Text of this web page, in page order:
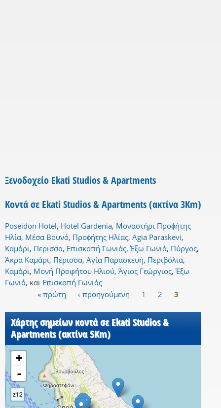
Ξενοδοχείο Ekati Studios & Apartments
Κοντά σε Ekati Studios & Apartments (ακτίνα 3Km)
Poseidon Hotel, Hotel Gardenia, Μοναστήρι Προϕήτης
Ηλία, Μέσα Βουνό, Προϕήτης Ηλίας, Agia Paraskevi,
Καμάρι, Περισσα, Επισκοπή Γωνιάς,Έξω Γωνιά, Πύργος,
Άκρα Καμάρι, Πέρισσα, Αγία Παρασκευή, Περιβόλια,
Καμάρι, Μονή Προφήτου Ηλιού, Άγιος Γεώργιος,Έξω
Γωνιά, και Επισκοπή Γωνιάς
« πρώτη ‹ προηγούμενη 1 2 3
Χάρτης σημείων κοντά σε Ekati Studios &
Apartments (ακτίνα 5Km)
+
-
z12